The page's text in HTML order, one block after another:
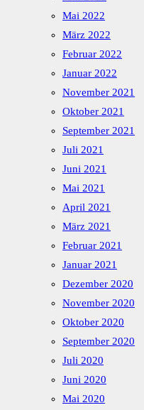
Mai 2022
März 2022
Februar 2022
Januar 2022
November 2021
Oktober 2021
September 2021
Juli 2021
Juni 2021
Mai 2021
April 2021
März 2021
Februar 2021
Januar 2021
Dezember 2020
November 2020
Oktober 2020
September 2020
Juli 2020
Juni 2020
Mai 2020